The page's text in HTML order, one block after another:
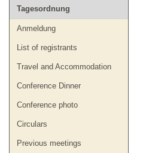
Tagesordnung
Anmeldung
List of registrants
Travel and Accommodation
Conference Dinner
Conference photo
Circulars
Previous meetings